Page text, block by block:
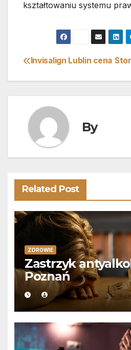
kształtowaniu systemu
Nawigacja
wpisu
Invisalign Lublin cena
By
Related Post
ZDROWIE
Zastrzyk
Poznań